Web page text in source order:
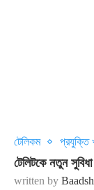
টেলিকম প্রযুক্তি
টেলিটকে নতুন
written by